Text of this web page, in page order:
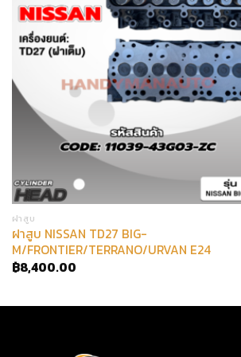
ฝาสูบ
ฝาสูบ NISSAN TD27 BIG-
M/FRONTIER/TERRANO/URVAN E24
฿8,400.00